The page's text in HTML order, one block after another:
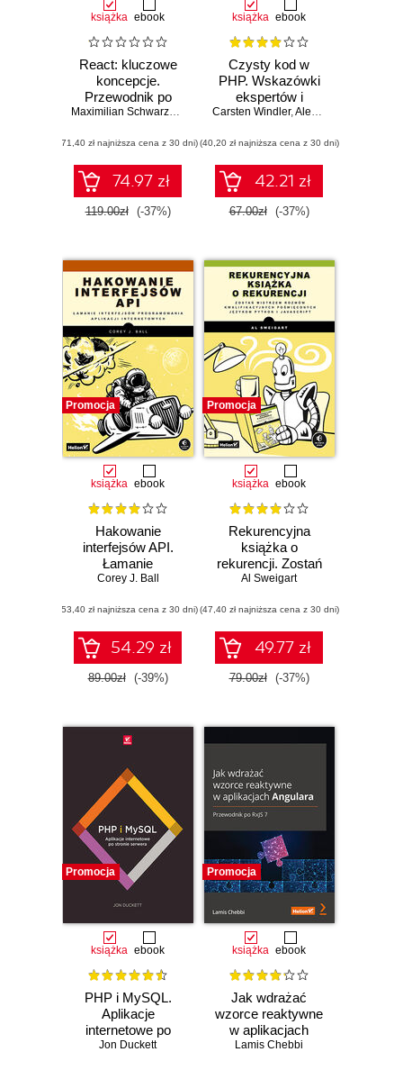
książka ebook
React: kluczowe
koncepcje.
Przewodnik po
najważniejszych
biblioteki React
Maximilian Schwarzmuller
(71,40 zł najniższa cena z 30 dni)
74.97 zł
119.00zł (-37%)
książka ebook
Czysty kod w
PHP. Wskazówki
ekspertów i
najlepsze
pozwalające pisać
piękny, przystępny
i łatwy w
utrzymaniu kod
PHP
Carsten Windler,Alexandre Daubois
(40,20 zł najniższa cena z 30 dni)
42.21 zł
67.00zł (-37%)
Promocja
książka ebook
Hakowanie
interfejsów API.
Łamanie
interfejsów
aplikacji
internetowych
Corey J. Ball
(53,40 zł najniższa cena z 30 dni)
54.29 zł
89.00zł (-39%)
Promocja
książka ebook
Rekurencyjna
książka o
rekurencji. Zostań
mistrzem rozmów
poświęconych
językom Python i
JavaScript
Al Sweigart
(47,40 zł najniższa cena z 30 dni)
49.77 zł
79.00zł (-37%)
Promocja
książka ebook
PHP i MySQL.
Aplikacje
internetowe po
stronie serwera
Jon Duckett
Promocja
książka ebook
Jak wdrażać
wzorce reaktywne
w aplikacjach
Angulara.
Lamis Chebbi